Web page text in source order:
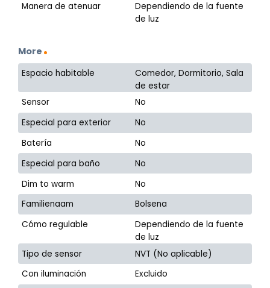
Manera de atenuar
Dependiendo de la fuente
de luz
More
Espacio habitable
Comedor, Dormitorio, Sala
de estar
Sensor
No
Especial para exterior
No
Batería
No
Especial para baño
No
Dim to warm
No
Familienaam
Bolsena
Cómo regulable
Dependiendo de la fuente
de luz
Tipo de sensor
NVT (No aplicable)
Con iluminación
Excluido